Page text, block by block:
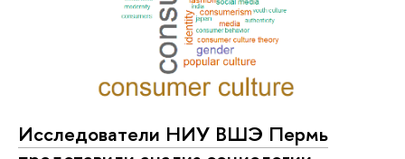
Исследователи НИУ ВШЭ Пермь